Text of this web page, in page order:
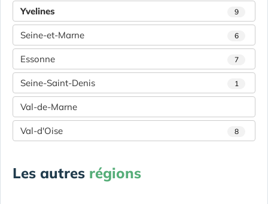
Yvelines 9
Seine-et-Marne 6
Essonne 7
Seine-Saint-Denis 1
Val-de-Marne
Val-d'Oise 8
Les autres régions